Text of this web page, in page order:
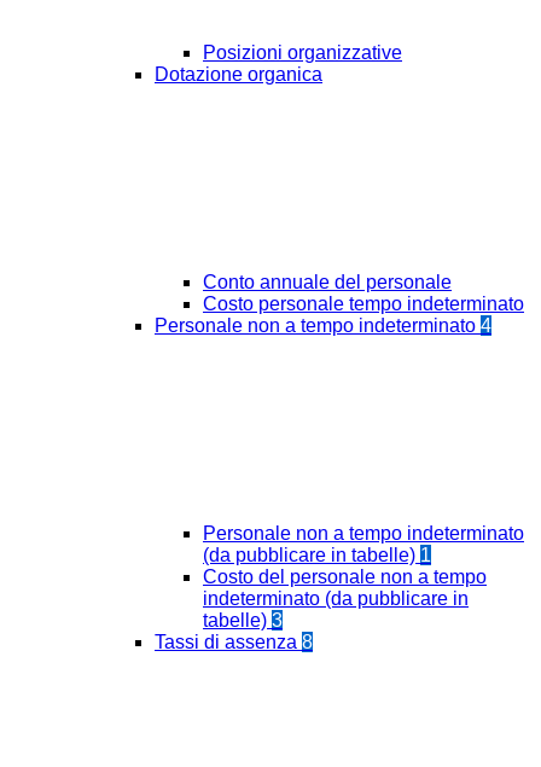
Posizioni organizzative
Dotazione organica
Conto annuale del personale
Costo personale tempo indeterminato
Personale non a tempo indeterminato 4
Personale non a tempo indeterminato
(da pubblicare in tabelle) 1
Costo del personale non a tempo
indeterminato (da pubblicare in
tabelle) 3
Tassi di assenza 8